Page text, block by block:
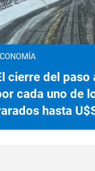
cierre del paso
cada uno de
hasta